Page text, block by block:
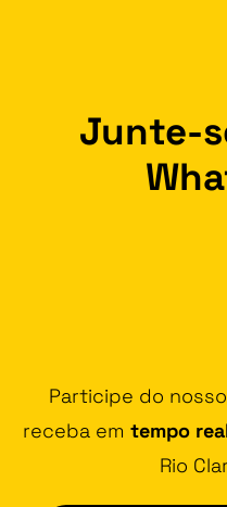
Junte-
Participe do
receba em tempo
Rio